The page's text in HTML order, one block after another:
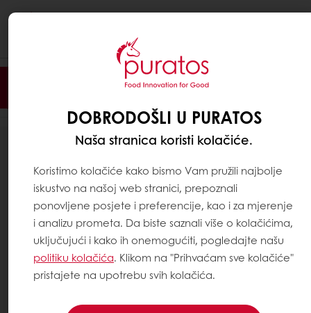
REZULTATA
DOBRODOŠLI U PURATOS
Naša stranica koristi kolačiće.
Koristimo kolačiće kako bismo Vam pružili najbolje
iskustvo na našoj web stranici, prepoznali
ponovljene posjete i preferencije, kao i za mjerenje
i analizu prometa. Da biste saznali više o kolačićima,
uključujući i kako ih onemogućiti, pogledajte našu
politiku kolačića. Klikom na "Prihvaćam sve kolačiće"
pristajete na upotrebu svih kolačića.